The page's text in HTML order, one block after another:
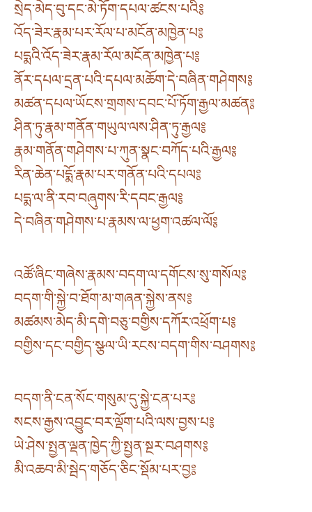
སྲེད་མེད་བུ་དང་མེ་ཏོག་དཔལ་ཚངས་པའི༔
འོད་ཟེར་རྣམ་པར་རོལ་པ་མངོན་མཁྱེན་པ༔
པདྨའི་འོད་ཟེར་རྣམ་རོལ་མངོན་མཁྱེན་པ༔
ནོར་དཔལ་དྲན་པའི་དཔལ་མཆོག་དེ་བཞིན་གཤེགས༔
མཚན་དཔལ་ཡོངས་གྲགས་དབང་པོ་ཏོག་རྒྱལ་མཚན༔
ཤིན་ཏུ་རྣམ་གནོན་གཡུལ་ལས་ཤིན་ཏུ་རྒྱལ༔
རྣམ་གནོན་གཤེགས་པ་ཀུན་སྣང་བཀོད་པའི་རྒྱལ༔
རིན་ཆེན་པདྨོ་རྣམ་པར་གནོན་པའི་དཔལ༔
པདྨ་ལ་ནི་རབ་བཞུགས་རི་དབང་རྒྱལ༔
དེ་བཞིན་གཤེགས་པ་རྣམས་ལ་ཕྱག་འཚལ་ལོ༔
འཚོ་ཞིང་གཞེས་རྣམས་བདག་ལ་དགོངས་སུ་གསོལ༔
བདག་གི་སྐྱེ་བ་ཐོག་མ་གཞན་སྐྱེས་ནས༔
མཚམས་མེད་མི་དགེ་བཅུ་བགྱིས་དཀོར་འཕྲོག་པ༔
བགྱིས་དང་བགྱིད་སྩལ་ཡི་རངས་བདག་གིས་བཤགས༔
བདག་ནི་ངན་སོང་གསུམ་དུ་སྐྱེ་ངན་པར༔
སངས་རྒྱས་འབྱུང་བར་ལྡོག་པའི་ལས་བྱས་པ༔
ཡེ་ཤེས་སྤྱན་ལྡན་ཁྱེད་ཀྱི་སྤྱན་སྔར་བཤགས༔
མི་འཆབ་མི་སྦེད་གཅོད་ཅིང་སྡོམ་པར་བྱ༔